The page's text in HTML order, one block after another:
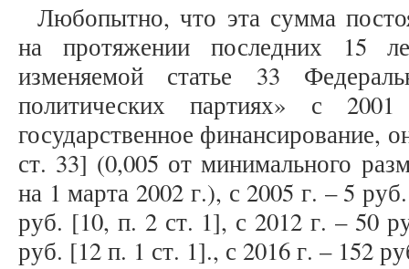
Любопытно, что эта сумма
на протяжении последних 15
изменяемой статье 33
политических партиях» с
государственное финансирование,
ст. 33] (0,005 от минимального
на 1 марта 2002 г.), с 2005 г. – 5
руб. [10, п. 2 ст. 1], с 2012 г. – 50
руб. [12 п. 1 ст. 1]., с 2016 г. – 152